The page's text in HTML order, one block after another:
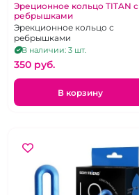
Эреционное кольцо TITAN с
ребрышками
Эрекционное кольцо с
ребрышками
В наличии: 3 шт.
350 pуб.
В корзину